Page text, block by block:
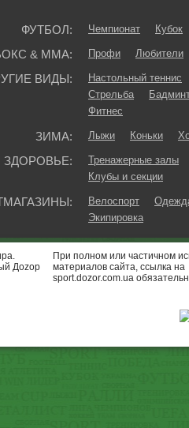
ФУТБОЛ: Чемпионат Кубок
& ММА: Профи Любители
ВИДЫ:
Настольный теннис
Стрельба
Фитнес
ЗИМА: Лыжи Коньки
ЗДОРОВЬЕ:
Тренажерные залы
Клубы и секции
Велоспорт
Экипировка
Доzор
При полном или частичном
материалов сайта, ссылка на
sport.dozor.com.ua